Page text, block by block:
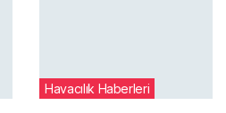
Havacılık Haberleri